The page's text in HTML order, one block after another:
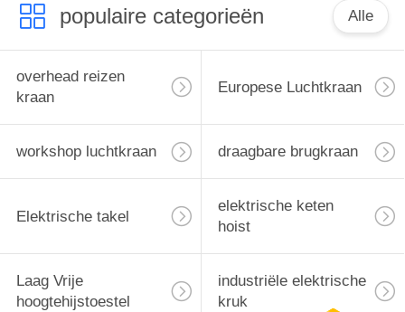
populaire categorieën Alle
overhead reizen
kraan
Europese Luchtkraan
workshop luchtkraan draagbare brugkraan
Elektrische takel
elektrische keten
hoist
Laag Vrije
hoogtehijstoestel
industriële elektrische
kruk